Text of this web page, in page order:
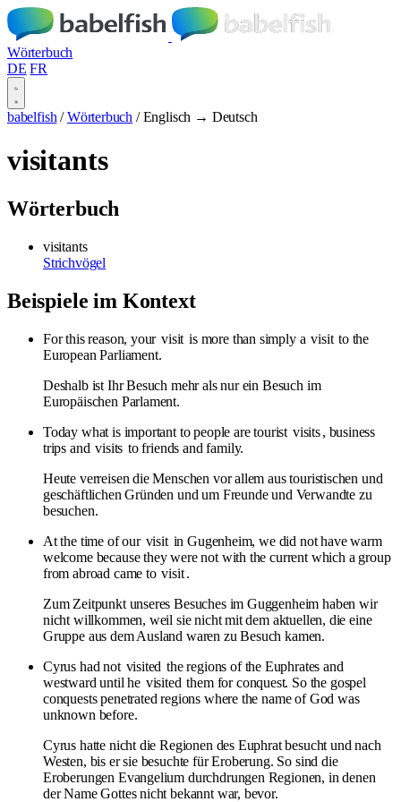
Wörterbuch
DE FR
babelfish / Wörterbuch / Englisch → Deutsch
visitants
Wörterbuch
visitants
Strichvögel
Beispiele im Kontext
For this reason, your visit is more than simply a visit to the
European Parliament.
Deshalb ist Ihr Besuch mehr als nur ein Besuch im
Europäischen Parlament.
Today what is important to people are tourist visits, business
trips and visits to friends and family.
Heute verreisen die Menschen vor allem aus touristischen und
geschäftlichen Gründen und um Freunde und Verwandte zu
besuchen.
At the time of our visit in Gugenheim, we did not have warm
welcome because they were not with the current which a group
from abroad came to visit.
Zum Zeitpunkt unseres Besuches im Guggenheim haben wir
nicht willkommen, weil sie nicht mit dem aktuellen, die eine
Gruppe aus dem Ausland waren zu Besuch kamen.
Cyrus had not visited the regions of the Euphrates and
westward until he visited them for conquest. So the gospel
conquests penetrated regions where the name of God was
unknown before.
Cyrus hatte nicht die Regionen des Euphrat besucht und nach
Westen, bis er sie besuchte für Eroberung. So sind die
Eroberungen Evangelium durchdrungen Regionen, in denen
der Name Gottes nicht bekannt war, bevor.